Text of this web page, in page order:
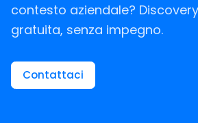
contesto aziendale?
gratuita, senza impegno.
Contattaci